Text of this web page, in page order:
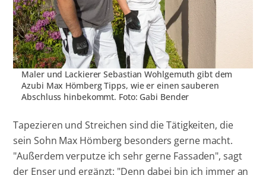
Maler und Lackierer Sebastian Wohlgemuth gibt dem
Azubi Max Hömberg Tipps, wie er einen sauberen
Abschluss hinbekommt. Foto: Gabi Bender
Tapezieren und Streichen sind die Tätigkeiten, die
sein Sohn Max Hömberg besonders gerne macht.
"Außerdem verputze ich sehr gerne Fassaden", sagt
der Enser und ergänzt: "Denn dabei bin ich immer an